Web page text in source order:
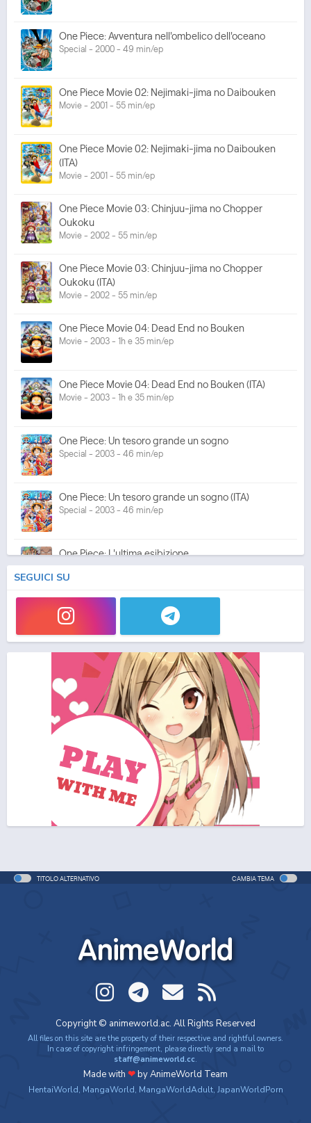
One Piece: Avventura nell'ombelico dell'oceano
Special - 2000 - 49 min/ep
One Piece Movie 02: Nejimaki-jima no Daibouken
Movie - 2001 - 55 min/ep
One Piece Movie 02: Nejimaki-jima no Daibouken
(ITA)
Movie - 2001 - 55 min/ep
One Piece Movie 03: Chinjuu-jima no Chopper
Oukoku
Movie - 2002 - 55 min/ep
One Piece Movie 03: Chinjuu-jima no Chopper
Oukoku (ITA)
Movie - 2002 - 55 min/ep
One Piece Movie 04: Dead End no Bouken
Movie - 2003 - 1h e 35 min/ep
One Piece Movie 04: Dead End no Bouken (ITA)
Movie - 2003 - 1h e 35 min/ep
One Piece: Un tesoro grande un sogno
Special - 2003 - 46 min/ep
One Piece: Un tesoro grande un sogno (ITA)
Special - 2003 - 46 min/ep
One Piece: L'ultima esibizione
Special - 2003 - 45 min/ep
One Piece: L'ultima esibizione (ITA)
Special - 2003 - 45 min/ep
One Piece Movie 05: Norowareta Seiken
Movie - 2004 - 1h e 35 min/ep
One Piece Movie 05: Norowareta Seiken (ITA)
Movie - 2004 - 1h e 35 min/ep
One Piece Movie 06: Omatsuri Danshaku to Himitsu
no Shima (ITA)
Movie - 2005 - 1h e 31 min/ep
One Piece: Le avventure del detective Cappello di
Special - 2005 - 42 min/ep
One Piece Movie 07: Karakuri-jou no Mecha Kyohei
Movie - 2006 - 1h e 34 min/ep
One Piece Movie 07: Karakuri-jou no Mecha Kyohei
(ITA)
SEGUICI SU
TITOLO ALTERNATIVO CAMBIA TEMA
AnimeWorld
Copyright © animeworld.ac. All Rights Reserved
All files on this site are the property of their respective and rightful owners.
In case of copyright infringement, please directly send a mail to
staff@animeworld.cc.
Made with ❤by AnimeWorld Team
HentaiWorld, MangaWorld, MangaWorldAdult, JapanWorldPorn